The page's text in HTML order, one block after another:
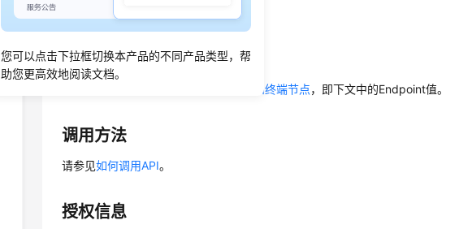
您可以点击下拉框切换本产品的不同产品类型，帮
助您更高效地阅读文档。
调用接口前，您需要了解API认证鉴权
地区和终端节点，即下文中的Endpoint值。
调用方法
请参见如何调用API。
授权信息